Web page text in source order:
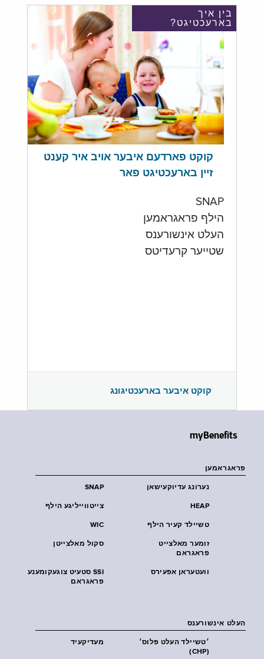
בין איך
בארעכטיגט?
קוקט פארדעם איבער אויב איר קענט
זיין בארעכטיגט פאר
SNAP
הילף פראגראמען
העלט אינשורענס
שטייער קרעדיטס
קוקט איבער בארעכטיגונג
myBenefits
פראגראמען
SNAP נערונג עדיוקעישאן
צייטווייליגע הילף HEAP
WIC טשיילד קעיר הילף
סקול מאלצייטן
זומער מאלצייט
פראגראם
SSI סטעיט צוגעקומענע
פראגראם
וועטעראן אפעירס
העלט אינשורענס
מעדיקעיד
׳טשיילד העלט פּלוס׳
(CHP)